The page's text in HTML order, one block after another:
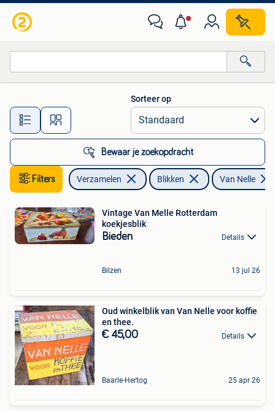
Alle afstanden…
Sorteer op
Bewaar je zoekopdracht
Filters Verzamelen Blikken Van Nelle
Vintage Van Melle Rotterdam
koekjesblik
Bieden Details
Bilzen 13 jul 26
Oud winkelblik van Van Nelle voor koffie
en thee.
€ 45,00 Details
Baarle-Hertog 25 apr 26